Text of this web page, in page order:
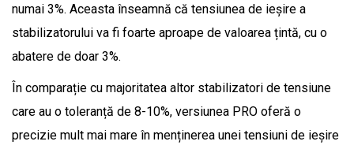
numai 3%. Aceasta înseamnă că tensiunea de ieșire a
stabilizatorului va fi foarte aproape de valoarea țintă, cu o
abatere de doar 3%.
În comparație cu majoritatea altor stabilizatori de tensiune
care au o toleranță de 8-10%, versiunea PRO oferă o
precizie mult mai mare în menținerea unei tensiuni de ieșire